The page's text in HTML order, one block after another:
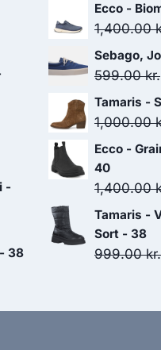
-
38
Ecco -
1,400.00
Sebago,
599.00kr.
Tamaris -
1,000.00
Ecco -
40
1,400.00
Tamaris -
Sort - 38
999.00kr.